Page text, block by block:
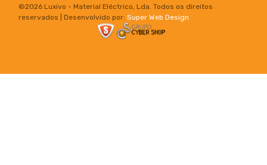
©2026 Luxivo - Material Eléctrico, Lda. Todos os direitos
reservados | Desenvolvido por: Super Web Design